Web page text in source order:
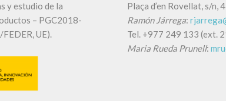
y estudio de la
– PGC2018-
UE).
Plaça d’en Rovellat, s/n,
Ramón Járrega:
Tel. +977 249 133 (ext.
Maria Rueda Prunell: